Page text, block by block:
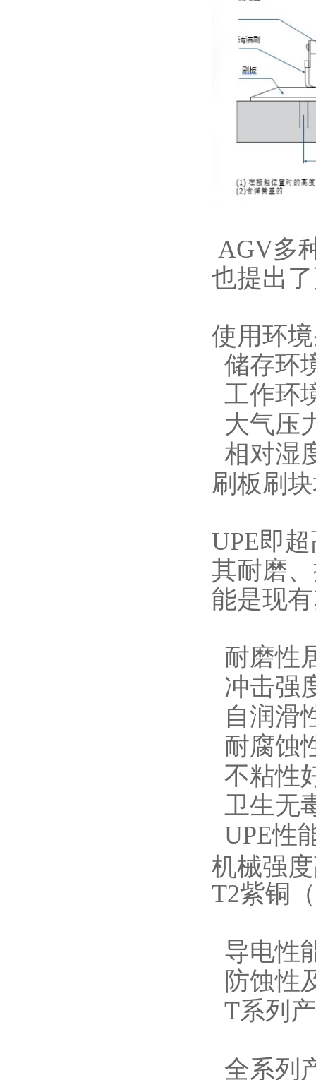
AGV多
也提出
使用环
储存环
工作环
大气压
相对湿
刷板刷
UPE即
其耐磨
能是现
耐磨性
冲击强
自润滑
耐腐蚀
不粘性
卫生无
UPE性
机械强
T2紫铜
导电性
防蚀性
T系列
全系列